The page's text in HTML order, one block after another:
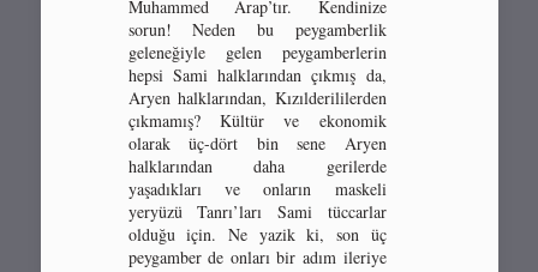
Muhammed Arap’tır. Kendinize
sorun! Neden bu peygamberlik
geleneğiyle gelen peygamberlerin
hepsi Sami halklarından çıkmış da,
Aryen halklarından, Kızılderililerden
çıkmamış? Kültür ve ekonomik
olarak üç-dört bin sene Aryen
halklarından daha gerilerde
yaşadıkları ve onların maskeli
yeryüzü Tanrı’ları Sami tüccarlar
olduğu için. Ne yazik ki, son üç
peygamber de onları bir adım ileriye